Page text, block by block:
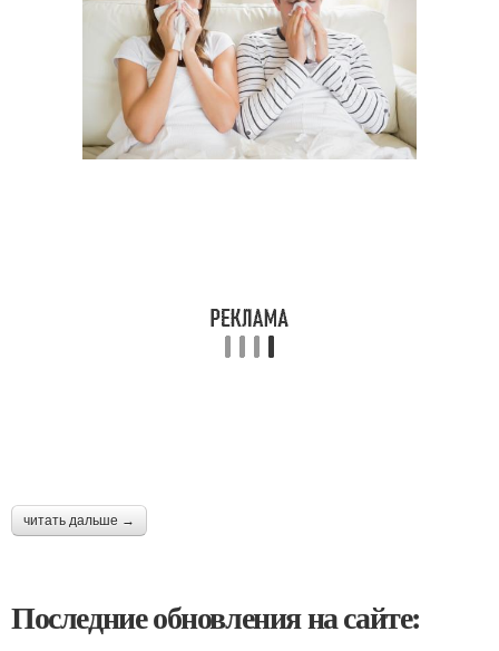
читать дальше →
Последние обновления на сайте: